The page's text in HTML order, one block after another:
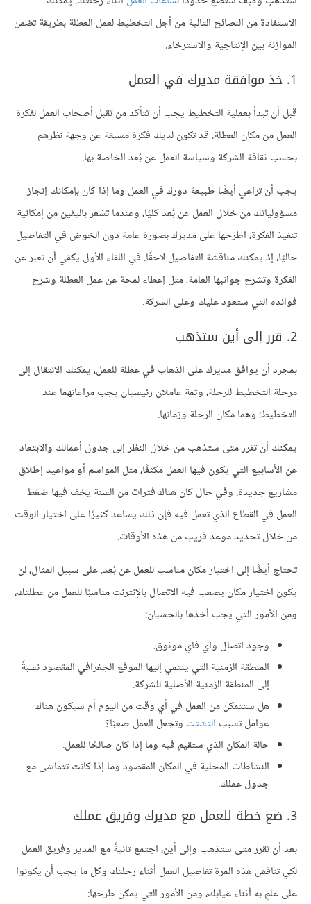
الاستفادة من النصائح التالية من أجل التخطيط لعمل العطلة بطريقة تضمن
الموازنة بين الإنتاجية والاسترخاء.
1. خذ موافقة مديرك في العمل
قبل أن تبدأ بعملية التخطيط يجب أن تتأكد من تقبل أصحاب العمل لفكرة
العمل من مكان العطلة. قد تكون لديك فكرة مسبقة عن وجهة نظرهم
بحسب ثقافة الشركة وسياسة العمل عن بُعد الخاصة بها.
يجب أن تراعي أيضًا طبيعة دورك في العمل وما إذا كان بإمكانك إنجاز
مسؤولياتك من خلال العمل عن بُعد كليًا، وعندما تشعر باليقين من إمكانية
تنفيذ الفكرة، اطرحها على مديرك بصورة عامة دون الخوض في التفاصيل
حاليًا، إذ يمكنك مناقشة التفاصيل لاحقًا. في اللقاء الأول يكفي أن تعبر عن
الفكرة وتشرح جوانبها العامة، مثل إعطاء لمحة عن عمل العطلة وشرح
فوائده التي ستعود عليك وعلى الشركة.
2. قرر إلى أين ستذهب
بمجرد أن يوافق مديرك على الذهاب في عطلة للعمل، يمكنك الانتقال إلى
مرحلة التخطيط للرحلة، وثمة عاملان رئيسيان يجب مراعاتهما عند
التخطيط؛ وهما مكان الرحلة وزمانها.
يمكنك أن تقرر متى ستذهب من خلال النظر إلى جدول أعمالك والابتعاد
عن الأسابيع التي يكون فيها العمل مكثفًا، مثل المواسم أو مواعيد إطلاق
مشاريع جديدة. وفي حال كان هناك فترات من السنة يخف فيها ضغط
العمل في القطاع الذي تعمل فيه فإن ذلك يساعد كثيرًا على اختيار الوقت
من خلال تحديد موعد قريب من هذه الأوقات.
تحتاج أيضًا إلى اختيار مكان مناسب للعمل عن بُعد. على سبيل المثال، لن
يكون اختيار مكان يصعب فيه الاتصال بالإنترنت مناسبًا للعمل من عطلتك،
ومن الأمور التي يجب أخذها بالحسبان:
وجود اتصال واي فاي موثوق.
المنطقة الزمنية التي ينتمي إليها الموقع الجغرافي المقصود نسبةً
إلى المنطقة الزمنية الأصلية للشركة.
هل ستتمكن من العمل في أي وقت من اليوم أم سيكون هناك
عوامل تسبب التشتت وتجعل العمل صعبًا؟
حالة المكان الذي ستقيم فيه وما إذا كان صالحًا للعمل.
النشاطات المحلية في المكان المقصود وما إذا كانت تتماشى مع
جدول عملك.
3. ضع خطة للعمل مع مديرك وفريق عملك
بعد أن تقرر متى ستذهب وإلى أين، اجتمع ثانيةً مع المدير وفريق العمل
لكي تناقش هذه المرة تفاصيل العمل أثناء رحلتك وكل ما يجب أن يكونوا
على علمٍ به أثناء غيابك، ومن الأمور التي يمكن طرحها: